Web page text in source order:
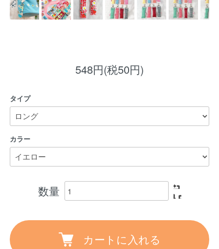
548円(税50円)
タイプ
カラー
数量
カートに入れる